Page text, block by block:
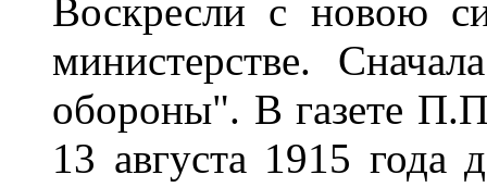
Воскресли с новою
министерстве.
обороны". В газете
13 августа 1915 года